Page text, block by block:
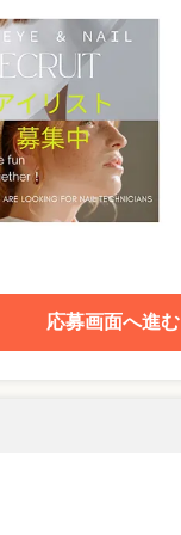
応募画面へ進む